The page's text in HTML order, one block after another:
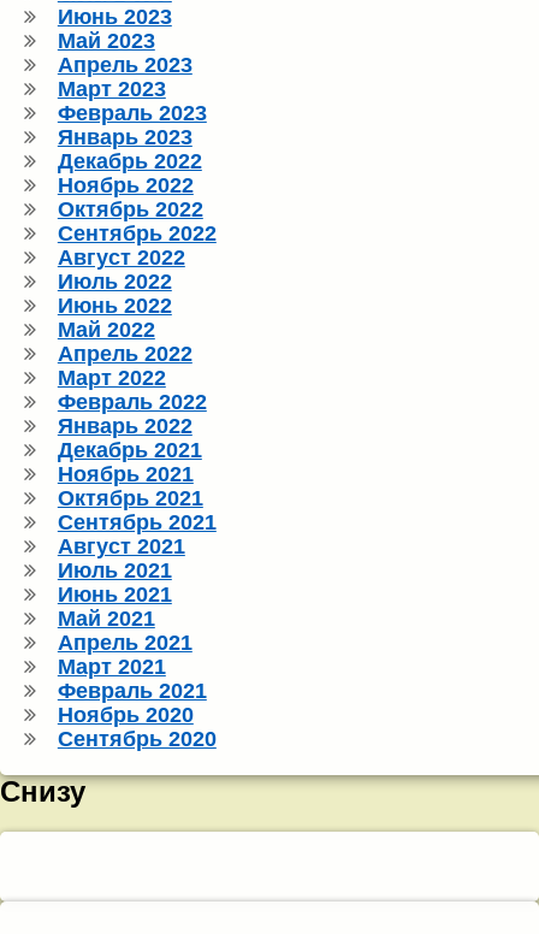
Июнь 2023
Май 2023
Апрель 2023
Март 2023
Февраль 2023
Январь 2023
Декабрь 2022
Ноябрь 2022
Октябрь 2022
Сентябрь 2022
Август 2022
Июль 2022
Июнь 2022
Май 2022
Апрель 2022
Март 2022
Февраль 2022
Январь 2022
Декабрь 2021
Ноябрь 2021
Октябрь 2021
Сентябрь 2021
Август 2021
Июль 2021
Июнь 2021
Май 2021
Апрель 2021
Март 2021
Февраль 2021
Ноябрь 2020
Сентябрь 2020
Снизу